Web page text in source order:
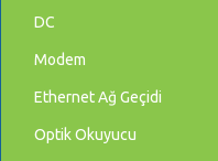
DC
Modem
Ethernet Ağ Geçidi
Optik Okuyucu